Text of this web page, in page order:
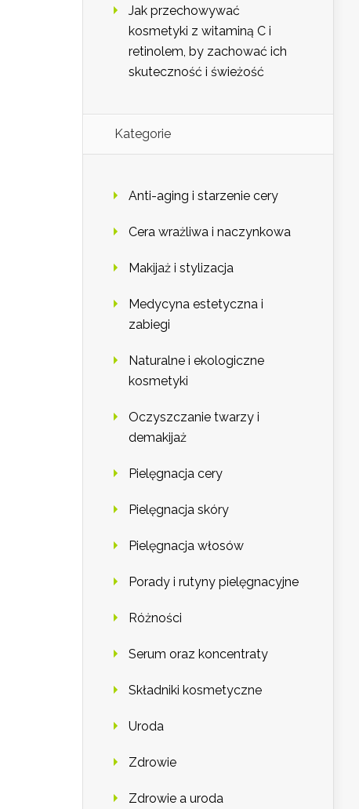
Jak przechowywać
kosmetyki z witaminą C i
retinolem, by zachować ich
skuteczność i świeżość
Kategorie
Anti-aging i starzenie cery
Cera wrażliwa i naczynkowa
Makijaż i stylizacja
Medycyna estetyczna i
zabiegi
Naturalne i ekologiczne
kosmetyki
Oczyszczanie twarzy i
demakijaż
Pielęgnacja cery
Pielęgnacja skóry
Pielęgnacja włosów
Porady i rutyny pielęgnacyjne
Różności
Serum oraz koncentraty
Składniki kosmetyczne
Uroda
Zdrowie
Zdrowie a uroda